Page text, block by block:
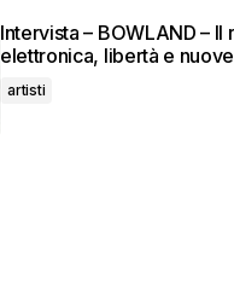
Intervista – BOWLAND – Il
elettronica, libertà e
artisti